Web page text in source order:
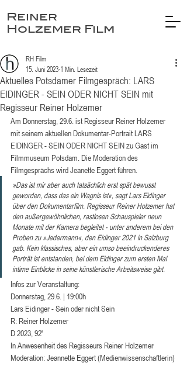
Reiner
Holzemer Film
Aktuelles Potsdamer Filmgespräch: LARS
EIDINGER - SEIN ODER NICHT SEIN mit
Regisseur Reiner Holzemer
RH Film
15. Juni 2023 1 Min. Lesezeit
Am Donnerstag, 29.6. ist Regisseur Reiner Holzemer
mit seinem aktuellen Dokumentar-Portrait LARS
EIDINGER - SEIN ODER NICHT SEIN zu Gast im
Filmmuseum Potsdam. Die Moderation des
Filmgesprächs wird Jeanette Eggert führen.
»Das ist mir aber auch tatsächlich erst spät bewusst
geworden, dass das ein Wagnis ist«, sagt Lars Eidinger
über den Dokumentarfilm. Regisseur Reiner Holzemer hat
den außergewöhnlichen, rastlosen Schauspieler neun
Monate mit der Kamera begleitet - unter anderem bei den
Proben zu »Jedermann«, den Eidinger 2021 in Salzburg
gab. Kein klassisches, aber ein umso beeindruckenderes
Porträt ist entstanden, bei dem Eidinger zum ersten Mal
intime Einblicke in seine künstlerische Arbeitsweise gibt.
Infos zur Veranstaltung:
Donnerstag, 29.6. | 19:00h
Lars Eidinger - Sein oder nicht Sein
R: Reiner Holzemer
D 2023, 92′
In Anwesenheit des Regisseurs Reiner Holzemer
Moderation: Jeannette Eggert (Medienwissenschaftlerin)